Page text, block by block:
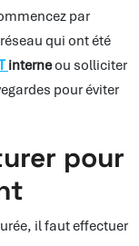
par
qui ont été
interneou solliciter
pour éviter
pour
il faut effectuer